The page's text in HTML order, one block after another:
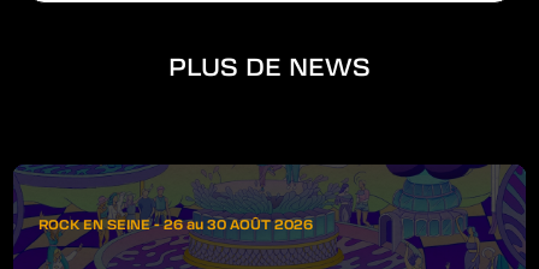
PLUS DE NEWS
ROCK EN SEINE - 26 au 30 AOÛT 2026